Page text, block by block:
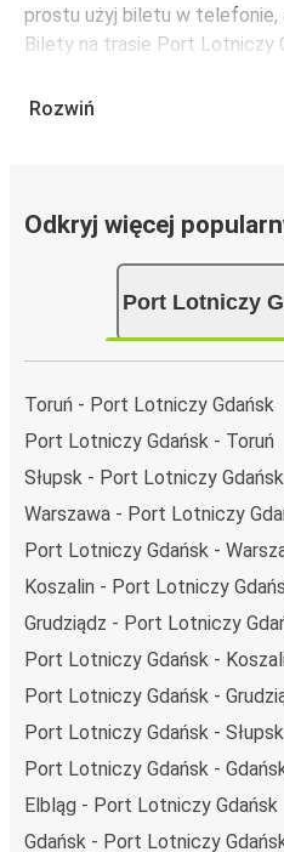
prostu użyj biletu w telefonie,
Bilety na trasie Port Lotniczy
196,98 zł, jeśli zarezerwujesz
Podróż na trasie Port
wygodna z FlixBusem, dzięki
i może zająćjedynie 8
Podróż autobusem
ma
nad tym, by jeszcze bardziej
stosując wysokie standardy
flocie autobusów,
technologie napędu i paliwa
dwutlenku węgla przy zakupie
Średni kosztpodróży
Gdańsk - Wrocław to 245,98
autobusem jest znacznie
Podróż z: Port Lotniczy
Port Lotniczy Gdańsk:
znasz go zbyt dobrze? Oto
Rozwiń
Odkryj więcej
Port Lotniczy
Toruń - Port Lotniczy Gdańsk
Port Lotniczy Gdańsk - Toruń
Słupsk - Port Lotniczy Gdańsk
Warszawa - Port Lotniczy
Port Lotniczy Gdańsk -
Koszalin - Port Lotniczy
Grudziądz - Port Lotniczy
Port Lotniczy Gdańsk -
Port Lotniczy Gdańsk -
Port Lotniczy Gdańsk - Słupsk
Port Lotniczy Gdańsk -
Elbląg - Port Lotniczy Gdańsk
Gdańsk - Port Lotniczy